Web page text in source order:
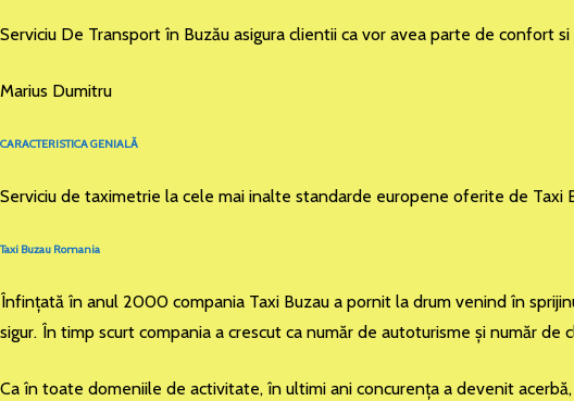
Serviciu De Transport în Buzău asigura clientii ca vor avea parte de confort
Marius Dumitru
CARACTERISTICA GENIALĂ
Serviciu de taximetrie la cele mai inalte standarde europene oferite de Taxi
Taxi Buzau Romania
Înfinţată în anul 2000 compania Taxi Buzau a pornit la drum venind în
sigur. În timp scurt compania a crescut ca număr de autoturisme şi număr de
Ca în toate domeniile de activitate, în ultimi ani concurenţa a devenit